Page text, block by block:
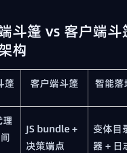
斗篷 vs 客户端斗
构
篷 客户端斗篷 智能落
理
JS bundle +
决策端点
变体目
器 + 日